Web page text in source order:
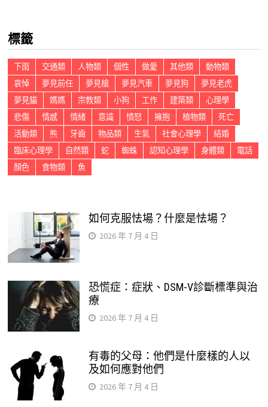
字:
標籤
下雨 交通類 人物類 個性 做愛 其他類
動物類
哀悼
夢見前任 夢見槍 夢見汽車 夢見狗
夢見老虎
夢見貓
媽媽 宗教類 小狗 工作 建築類
心理學
悲傷
情感 情緒 意識 憤怒 擁抱 植物類
死亡
活動類
熊 牙齒 物品類 生氣 社會心理學
結婚
臨床心理學
自然類 蛇 蜘蛛 認知心理學 身體類
電話
顏色
食物類 魚
如何克服怯場？什麼是怯場？
2026 年 7 月 4 日
恐慌症：症狀、DSM-V診斷標準與治
療
2026 年 7 月 4 日
有毒的父母：他們是什麼樣的人以
及如何應對他們
2026 年 7 月 4 日